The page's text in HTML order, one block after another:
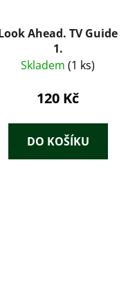
Ahead. TV Guide
1.
Skladem (1 ks)
120 Kč
DO KOŠÍKU